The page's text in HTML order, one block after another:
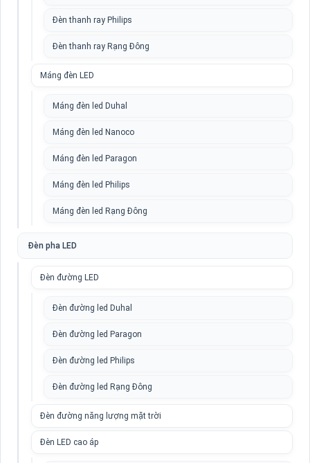
Đèn thanh ray Philips
Đèn thanh ray Rạng Đông
Máng đèn LED
Máng đèn led Duhal
Máng đèn led Nanoco
Máng đèn led Paragon
Máng đèn led Philips
Máng đèn led Rạng Đông
Đèn pha LED
Đèn đường LED
Đèn đường led Duhal
Đèn đường led Paragon
Đèn đường led Philips
Đèn đường led Rạng Đông
Đèn đường năng lượng mặt trời
Đèn LED cao áp